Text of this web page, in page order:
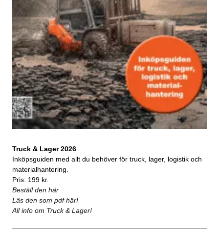
Truck & Lager 2026
Inköpsguiden med allt du behöver för truck, lager, logistik och
materialhantering.
Pris: 199 kr.
Beställ den här
Läs den som pdf här!
All info om Truck & Lager!